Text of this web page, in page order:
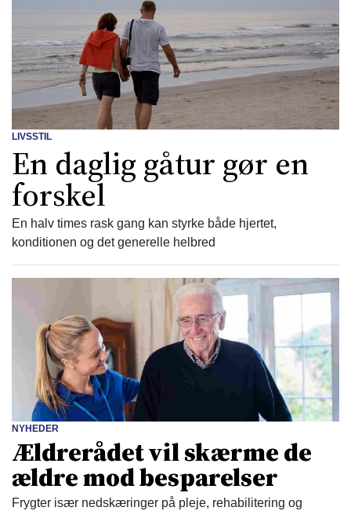
LIVSSTIL
En daglig gåtur gør en
forskel
En halv times rask gang kan styrke både hjertet,
konditionen og det generelle helbred
NYHEDER
Ældrerådet vil skærme de
ældre mod besparelser
Frygter især nedskæringer på pleje, rehabilitering og